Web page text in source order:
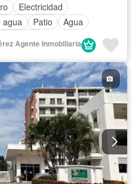
Electricidad
agua Patio
Agua
Seguridad privada
Permite mascotas
Agente Inmobiliaria